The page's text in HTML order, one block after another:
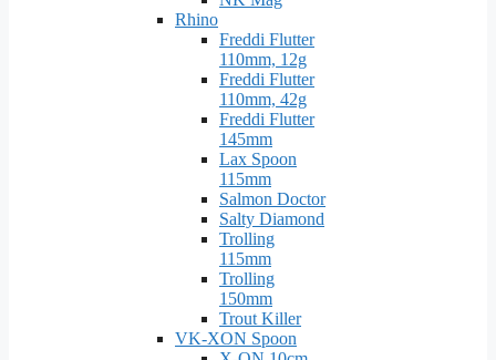
Rhino
Freddi Flutter
110mm, 12g
Freddi Flutter
110mm, 42g
Freddi Flutter
145mm
Lax Spoon
115mm
Salmon Doctor
Salty Diamond
Trolling
115mm
Trolling
150mm
Trout Killer
VK-XON Spoon